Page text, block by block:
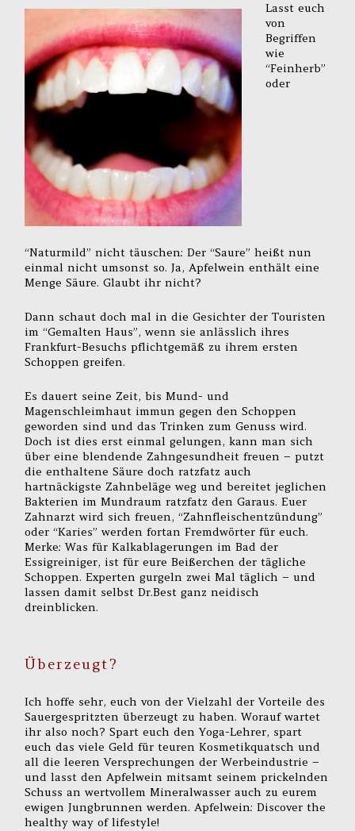
Lasst euch
von
Begriffen
wie
“Feinherb”
oder
“Naturmild” nicht täuschen: Der “Saure” heißt nun
einmal nicht umsonst so. Ja, Apfelwein enthält eine
Menge Säure. Glaubt ihr nicht?
Dann schaut doch mal in die Gesichter der Touristen
im “Gemalten Haus”, wenn sie anlässlich ihres
Frankfurt-Besuchs pflichtgemäß zu ihrem ersten
Schoppen greifen.
Es dauert seine Zeit, bis Mund- und
Magenschleimhaut immun gegen den Schoppen
geworden sind und das Trinken zum Genuss wird.
Doch ist dies erst einmal gelungen, kann man sich
über eine blendende Zahngesundheit freuen – putzt
die enthaltene Säure doch ratzfatz auch
hartnäckigste Zahnbeläge weg und bereitet jeglichen
Bakterien im Mundraum ratzfatz den Garaus. Euer
Zahnarzt wird sich freuen, “Zahnfleischentzündung”
oder “Karies” werden fortan Fremdwörter für euch.
Merke: Was für Kalkablagerungen im Bad der
Essigreiniger, ist für eure Beißerchen der tägliche
Schoppen. Experten gurgeln zwei Mal täglich – und
lassen damit selbst Dr.Best ganz neidisch
dreinblicken.
Überzeugt?
Ich hoffe sehr, euch von der Vielzahl der Vorteile des
Sauergespritzten überzeugt zu haben. Worauf wartet
ihr also noch? Spart euch den Yoga-Lehrer, spart
euch das viele Geld für teuren Kosmetikquatsch und
all die leeren Versprechungen der Werbeindustrie –
und lasst den Apfelwein mitsamt seinem prickelnden
Schuss an wertvollem Mineralwasser auch zu eurem
ewigen Jungbrunnen werden. Apfelwein: Discover the
healthy way of lifestyle!